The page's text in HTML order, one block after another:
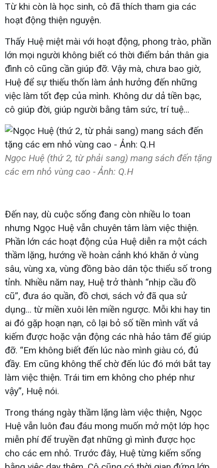
Từ khi còn là học sinh, cô đã thích tham gia các
hoạt động thiện nguyện.
Thấy Huệ miệt mài với hoạt động, phong trào, phần
lớn mọi người không biết có thời điểm bản thân gia
đình cô cũng cần giúp đỡ. Vậy mà, chưa bao giờ,
Huệ để sự thiếu thốn làm ảnh hưởng đến những
việc làm tốt đẹp của mình. Không dư dả tiền bạc,
cô giúp đời, giúp người bằng tâm sức, trí tuệ...
Ngọc Huệ (thứ 2, từ phải sang) mang sách đến tặng
các em nhỏ vùng cao - Ảnh: Q.H
Đến nay, dù cuộc sống đang còn nhiều lo toan
nhưng Ngọc Huệ vẫn chuyên tâm làm việc thiện.
Phần lớn các hoạt động của Huệ diễn ra một cách
thầm lặng, hướng về hoàn cảnh khó khăn ở vùng
sâu, vùng xa, vùng đồng bào dân tộc thiểu số trong
tỉnh. Nhiều năm nay, Huệ trở thành “nhịp cầu đồ
cũ”, đưa áo quần, đồ chơi, sách vở đã qua sử
dụng... từ miền xuôi lên miền ngược. Mỗi khi hay tin
ai đó gặp hoạn nạn, cô lại bỏ số tiền mình vất vả
kiếm được hoặc vận động các nhà hảo tâm để giúp
đỡ. “Em không biết đến lúc nào mình giàu có, đủ
đầy. Em cũng không thể chờ đến lúc đó mới bắt tay
làm việc thiện. Trái tim em không cho phép như
vậy”, Huệ nói.
Trong tháng ngày thầm lặng làm việc thiện, Ngọc
Huệ vẫn luôn đau đáu mong muốn mở một lớp học
miễn phí để truyền đạt những gì mình được học
cho các em nhỏ. Trước đây, Huệ từng kiếm sống